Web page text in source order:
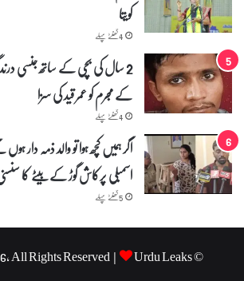
کویتا
4 گھنٹے پہلے
2 سال کی بچی کے ساتھ جنسی
کے مجرم کو عمر قید کی سزا
4 گھنٹے پہلے
اگر ہمیں کچھ ہوا تو والد ذمہ
اسمبلی پرکاش گوڑ کے بیٹے کا
5 گھنٹے پہلے
© Copyright 2026, All Rights Reserved |
Urdu Leaks